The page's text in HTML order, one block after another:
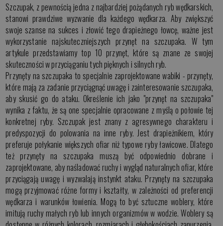
Szczupak, z pewnością jedna z najbardziej pożądanych ryb wędkarskich,
stanowi prawdziwe wyzwanie dla każdego wędkarza. Aby zwiększyć
swoje szanse na sukces i złowić tego drapieżnego łowcę, ważne jest
wykorzystanie najskuteczniejszych przynęt na szczupaka. W tym
artykule przedstawiamy top 10 przynęt, które są znane ze swojej
skuteczności w przyciąganiu tych pięknych i silnych ryb.
Przynęty na szczupaka to specjalnie zaprojektowane wabiki - przynęty,
które mają za zadanie przyciągnąć uwagę i zainteresowanie szczupaka,
aby skusić go do ataku. Określenie ich jako "przynęt na szczupaka"
wynika z faktu, że są one specjalnie opracowane z myślą o połowie tej
konkretnej ryby. Szczupak jest znany z agresywnego charakteru i
predyspozycji do polowania na inne ryby. Jest drapieżnikiem, który
preferuje połykanie większych ofiar niż typowe ryby ławicowe. Dlatego
też przynęty na szczupaka muszą być odpowiednio dobrane i
zaprojektowane, aby naśladować ruchy i wygląd naturalnych ofiar, które
przyciągają uwagę i wyzwalają instynkt ataku. Przynęty na szczupaka
mogą przyjmować różne formy i kształty, w zależności od preferencji
wędkarza i warunków łowienia. Mogą to być sztuczne woblery, które
imitują ruchy małych ryb lub innych organizmów w wodzie. Woblery są